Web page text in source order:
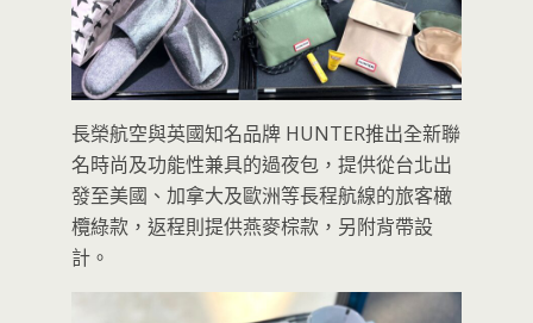
長榮航空與英國知名品牌 HUNTER推出全新聯
名時尚及功能性兼具的過夜包，提供從台北出
發至美國、加拿大及歐洲等長程航線的旅客橄
欖綠款，返程則提供燕麥棕款，另附背帶設
計。